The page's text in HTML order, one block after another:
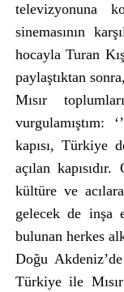
televizyonuna
sinemasının
hocayla Turan
paylaştıktan
Mısır
vurgulamıştım:
kapısı, Türkiye
açılan
kültüre ve
gelecek de inşa
bulunan herkes
Doğu
Türkiye ile